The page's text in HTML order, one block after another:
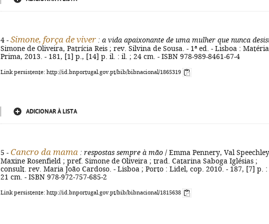
4 - Simone, força de viver : a vida apaixonante de uma mulher que nunca
Simone de Oliveira, Patrícia Reis ; rev. Silvina de Sousa. - 1ª ed. - Lisboa :
Prima, 2013. - 181, [1] p., [14] p. il. : il. ; 24 cm. - ISBN 978-989-8461-67-4
Link persistente: http://id.bnportugal.gov.pt/bib/bibnacional/1865319
ADICIONAR À LISTA
5 - Cancro da mama : respostas sempre à mão / Emma Pennery, Val
Maxine Rosenfield ; pref. Simone de Oliveira ; trad. Catarina Saboga Iglésias ;
consult. rev. Maria João Cardoso. - Lisboa ; Porto : Lidel, cop. 2010. - 187, [7] p. :
21 cm. - ISBN 978-972-757-685-2
Link persistente: http://id.bnportugal.gov.pt/bib/bibnacional/1815638